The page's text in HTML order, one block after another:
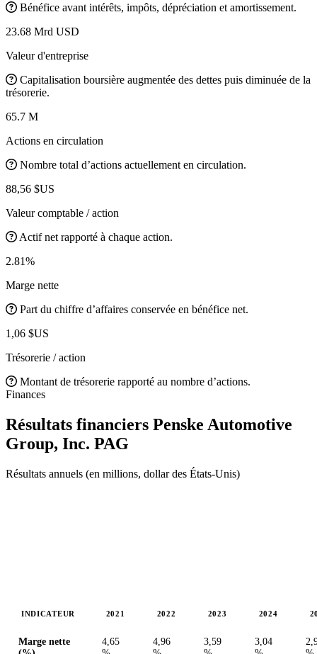
Bénéfice avant intérêts, impôts, dépréciation et amortissement.
23.68 Mrd USD
Valeur d'entreprise
Capitalisation boursière augmentée des dettes puis diminuée de la
trésorerie.
65.7 M
Actions en circulation
Nombre total d’actions actuellement en circulation.
88,56 $US
Valeur comptable / action
Actif net rapporté à chaque action.
2.81%
Marge nette
Part du chiffre d’affaires conservée en bénéfice net.
1,06 $US
Trésorerie / action
Montant de trésorerie rapporté au nombre d’actions.
Finances
Résultats financiers Penske Automotive
Group, Inc. PAG
Résultats annuels (en millions, dollar des États-Unis)
INDICATEUR 2021 2022 2023 2024
Marge nette
4,65
4,96
3,59
3,04